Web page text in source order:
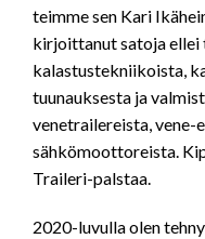
teimme sen Kari
kirjoittanut satoja ellei
kalastustekniikoista,
tuunauksesta ja
venetrailereista,
sähkömoottoreista.
Traileri-palstaa.
2020-luvulla olen